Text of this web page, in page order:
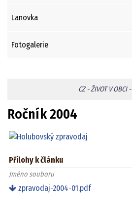
Lanovka
Fotogalerie
CZ-ŽIVOT V OBCI-
Ročník 2004
Přílohy k článku
Jméno souboru
zpravodaj-2004-01.pdf